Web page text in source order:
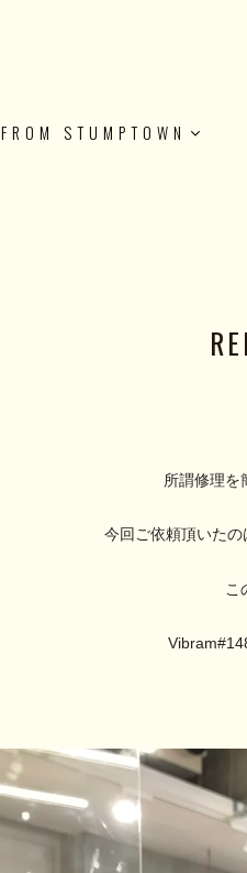
FROM STUMPTOWN
所謂修理を
今回ご依頼頂いた
こ